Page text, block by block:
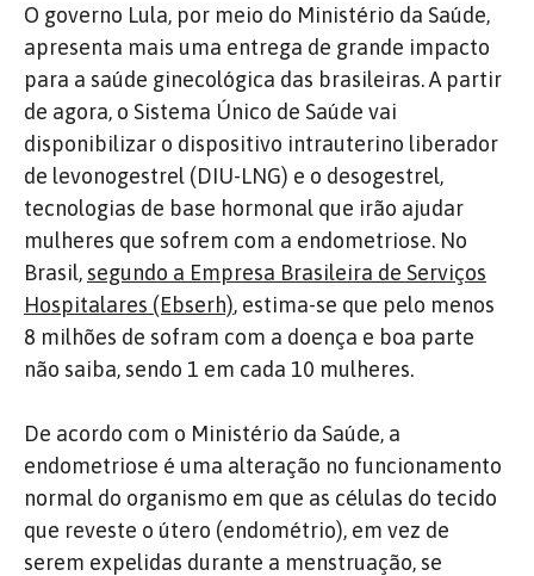
O governo Lula, por meio do Ministério da Saúde,
apresenta mais uma entrega de grande impacto
para a saúde ginecológica das brasileiras. A partir
de agora, o Sistema Único de Saúde vai
disponibilizar o dispositivo intrauterino liberador
de levonogestrel (DIU-LNG) e o desogestrel,
tecnologias de base hormonal que irão ajudar
mulheres que sofrem com a endometriose. No
Brasil, segundo a Empresa Brasileira de Serviços
Hospitalares (Ebserh), estima-se que pelo menos
8 milhões de sofram com a doença e boa parte
não saiba, sendo 1 em cada 10 mulheres.
De acordo com o Ministério da Saúde, a
endometriose é uma alteração no funcionamento
normal do organismo em que as células do tecido
que reveste o útero (endométrio), em vez de
serem expelidas durante a menstruação, se